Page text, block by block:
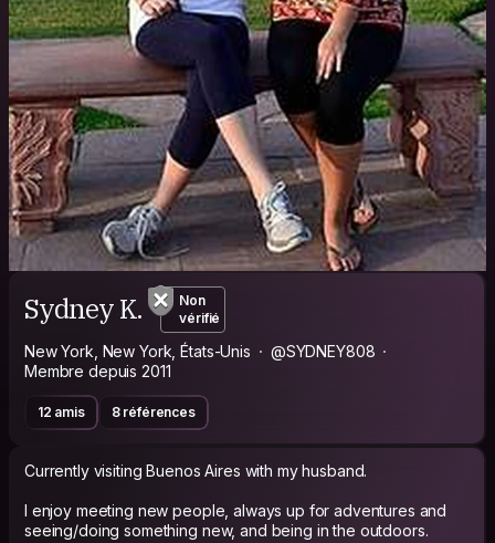
Sydney K.
Non
vérifié
New York, New York, États-Unis
@SYDNEY808
Membre depuis 2011
12 amis 8 références
Currently visiting Buenos Aires with my husband.
I enjoy meeting new people, always up for adventures and
seeing/doing something new, and being in the outdoors.